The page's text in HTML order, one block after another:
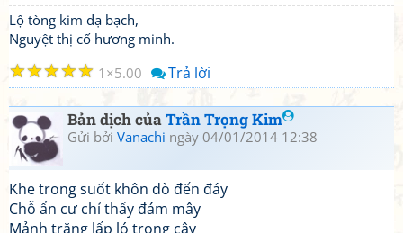
Lộ tòng kim dạ bạch,
Nguyệt thị cố hương minh.
☆
☆
☆
☆
☆ 1 5.00 Trả lời
Bản dịch củaTrần Trọng Kim
Gửi bởi Vanachi ngày 04/01/2014 12:38
Khe trong suốt khôn dò đến đáy
Chỗ ẩn cư chỉ thấy đám mây
Mảnh trăng lấp ló trong cây